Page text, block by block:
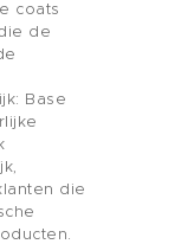
coats
de
Base
die